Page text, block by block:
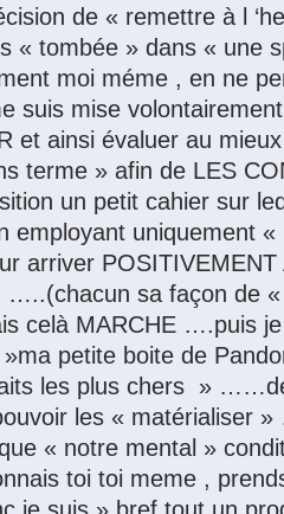
de « remettre à l
« tombée » dans « une
moi méme , en ne
suis mise
et ainsi évaluer au
terme » afin de LES
un petit cahier sur
employant uniquement «
arriver POSITIVEMENT
…..(chacun sa façon de
celà MARCHE ….puis
petite boite de
les plus chers »
les « matérialiser
« notre mental »
toi toi meme ,